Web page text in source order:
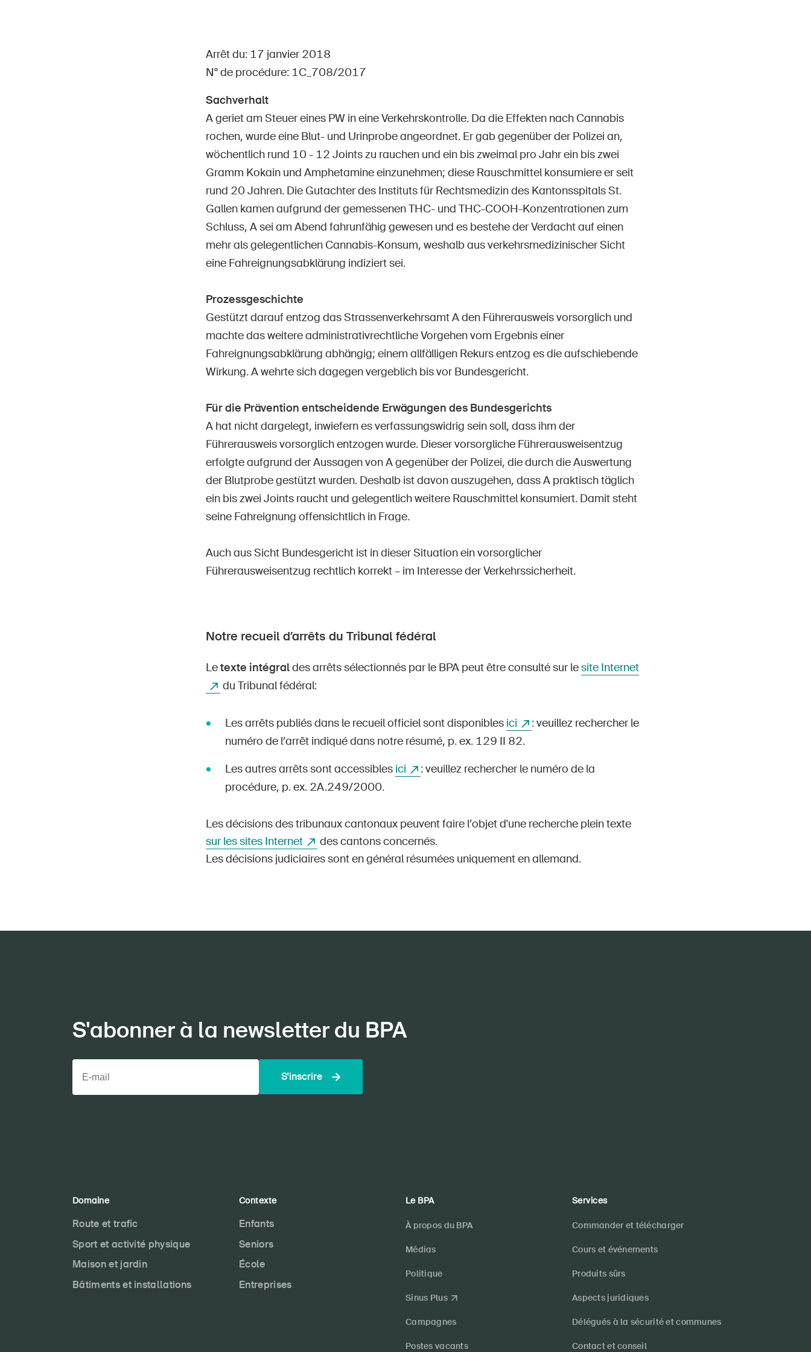
Arrêt du: 17 janvier 2018
N° de procédure: 1C_708/2017
Sachverhalt
A geriet am Steuer eines PW in eine Verkehrskontrolle. Da die Effekten nach Cannabis
rochen, wurde eine Blut- und Urinprobe angeordnet. Er gab gegenüber der Polizei an,
wöchentlich rund 10 - 12 Joints zu rauchen und ein bis zweimal pro Jahr ein bis zwei
Gramm Kokain und Amphetamine einzunehmen; diese Rauschmittel konsumiere er seit
rund 20 Jahren. Die Gutachter des Instituts für Rechtsmedizin des Kantonsspitals St.
Gallen kamen aufgrund der gemessenen THC- und THC-COOH-Konzentrationen zum
Schluss, A sei am Abend fahrunfähig gewesen und es bestehe der Verdacht auf einen
mehr als gelegentlichen Cannabis-Konsum, weshalb aus verkehrsmedizinischer Sicht
eine Fahreignungsabklärung indiziert sei.
Prozessgeschichte
Gestützt darauf entzog das Strassenverkehrsamt A den Führerausweis vorsorglich und
machte das weitere administrativrechtliche Vorgehen vom Ergebnis einer
Fahreignungsabklärung abhängig; einem allfälligen Rekurs entzog es die aufschiebende
Wirkung. A wehrte sich dagegen vergeblich bis vor Bundesgericht.
Für die Prävention entscheidende Erwägungen des Bundesgerichts
A hat nicht dargelegt, inwiefern es verfassungswidrig sein soll, dass ihm der
Führerausweis vorsorglich entzogen wurde. Dieser vorsorgliche Führerausweisentzug
erfolgte aufgrund der Aussagen von A gegenüber der Polizei, die durch die Auswertung
der Blutprobe gestützt wurden. Deshalb ist davon auszugehen, dass A praktisch täglich
ein bis zwei Joints raucht und gelegentlich weitere Rauschmittel konsumiert. Damit steht
seine Fahreignung offensichtlich in Frage.
Auch aus Sicht Bundesgericht ist in dieser Situation ein vorsorglicher
Führerausweisentzug rechtlich korrekt – im Interesse der Verkehrssicherheit.
Notre recueil d’arrêts du Tribunal fédéral
Letexte intégraldes arrêts sélectionnés par le BPA peut être consulté sur lesite Internet
du Tribunal fédéral:
Les arrêts publiés dans le recueil officiel sont disponibles ici
: veuillez rechercher le
numéro de l’arrêt indiqué dans notre résumé, p. ex. 129 II 82.
Les autres arrêts sont accessibles ici
: veuillez rechercher le numéro de la
procédure, p. ex. 2A.249/2000.
Les décisions des tribunaux cantonaux peuvent faire l’objet d'une recherche plein texte
sur les sites Internet
des cantons concernés.
Les décisions judiciaires sont en général résumées uniquement en allemand.
S'abonner à la newsletter du BPA
S'inscrire
Domaine
Route et trafic
Sport et activité physique
Maison et jardin
Bâtiments et installations
Contexte
Enfants
Seniors
École
Entreprises
Le BPA
À propos du BPA
Médias
Politique
Sinus Plus
Campagnes
Postes vacants
Services
Commander et télécharger
Cours et événements
Produits sûrs
Aspects juridiques
Délégués à la sécurité et communes
Contact et conseil